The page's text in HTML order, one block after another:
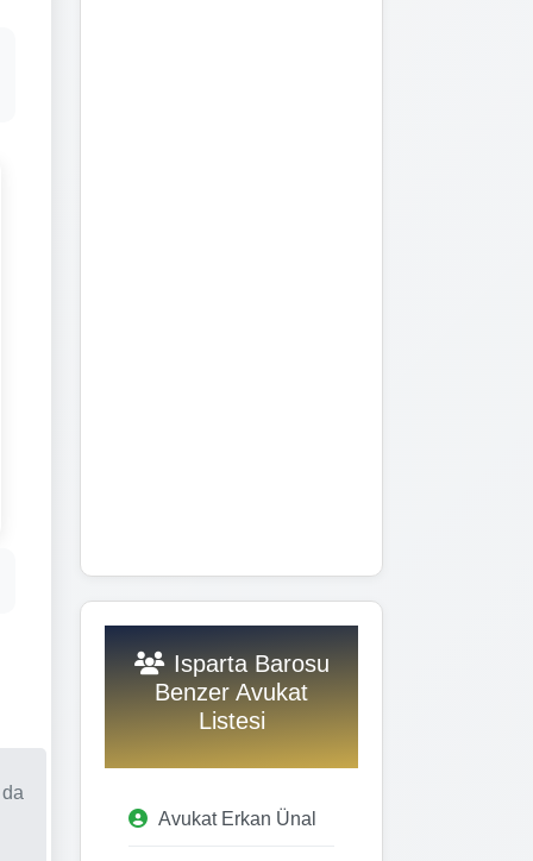
Isparta Barosu
Benzer Avukat
Listesi
Avukat Erkan Ünal